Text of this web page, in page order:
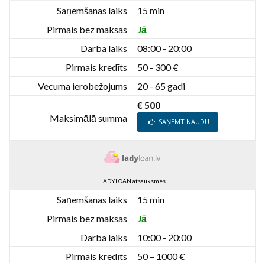
Saņemšanas laiks
15 min
Pirmais bez maksas
Jā
Darba laiks
08:00 - 20:00
Pirmais kredīts
50 - 300 €
Vecuma ierobežojums
20 - 65 gadi
Maksimālā summa
€ 500
SAŅEMT NAUDU
LADYLOAN atsauksmes
Saņemšanas laiks
15 min
Pirmais bez maksas
Jā
Darba laiks
10:00 - 20:00
Pirmais kredīts
50 – 1000 €